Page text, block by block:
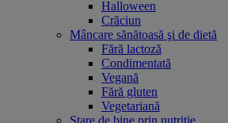
Halloween
Crăciun
Mâncare sănătoasă şi de dietă
Fără lactoză
Condimentată
Vegană
Fără gluten
Vegetariană
Stare de bine prin nutriție